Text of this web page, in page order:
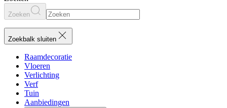
Zoeken
Zoekbalk sluiten
Raamdecoratie
Vloeren
Verlichting
Verf
Tuin
Aanbiedingen